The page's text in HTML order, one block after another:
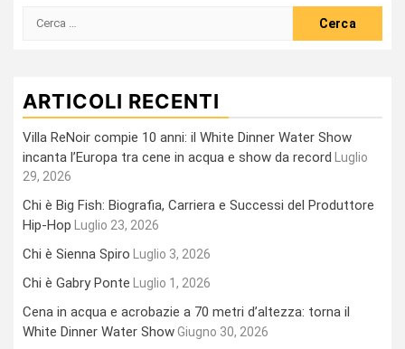
Ricerca
ARTICOLI RECENTI
Villa ReNoir compie 10 anni: il White Dinner Water Show
incanta l’Europa tra cene in acqua e show da record
Luglio
29, 2026
Chi è Big Fish: Biografia, Carriera e Successi del Produttore
Hip-Hop
Luglio 23, 2026
Chi è Sienna Spiro Luglio 3, 2026
Chi è Gabry Ponte Luglio 1, 2026
Cena in acqua e acrobazie a 70 metri d’altezza: torna il
White Dinner Water ShowGiugno 30, 2026